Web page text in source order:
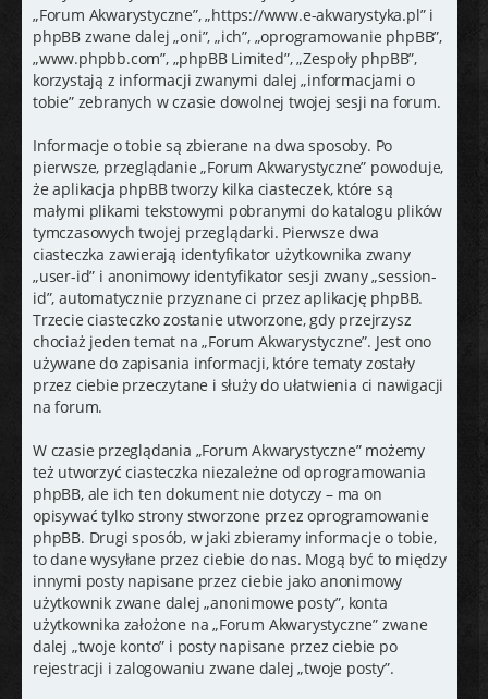
„Forum Akwarystyczne”, „https://www.e-akwarystyka.pl” i
phpBB zwane dalej „oni”, „ich”, „oprogramowanie phpBB”,
„www.phpbb.com”, „phpBB Limited”, „Zespoły phpBB”,
korzystają z informacji zwanymi dalej „informacjami o
tobie” zebranych w czasie dowolnej twojej sesji na forum.
Informacje o tobie są zbierane na dwa sposoby. Po
pierwsze, przeglądanie „Forum Akwarystyczne” powoduje,
że aplikacja phpBB tworzy kilka ciasteczek, które są
małymi plikami tekstowymi pobranymi do katalogu plików
tymczasowych twojej przeglądarki. Pierwsze dwa
ciasteczka zawierają identyfikator użytkownika zwany
„user-id” i anonimowy identyfikator sesji zwany „session-
id”, automatycznie przyznane ci przez aplikację phpBB.
Trzecie ciasteczko zostanie utworzone, gdy przejrzysz
chociaż jeden temat na „Forum Akwarystyczne”. Jest ono
używane do zapisania informacji, które tematy zostały
przez ciebie przeczytane i służy do ułatwienia ci nawigacji
na forum.
W czasie przeglądania „Forum Akwarystyczne” możemy
też utworzyć ciasteczka niezależne od oprogramowania
phpBB, ale ich ten dokument nie dotyczy – ma on
opisywać tylko strony stworzone przez oprogramowanie
phpBB. Drugi sposób, w jaki zbieramy informacje o tobie,
to dane wysyłane przez ciebie do nas. Mogą być to między
innymi posty napisane przez ciebie jako anonimowy
użytkownik zwane dalej „anonimowe posty”, konta
użytkownika założone na „Forum Akwarystyczne” zwane
dalej „twoje konto” i posty napisane przez ciebie po
rejestracji i zalogowaniu zwane dalej „twoje posty”.